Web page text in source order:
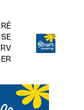
RÉ
SE
RV
ER